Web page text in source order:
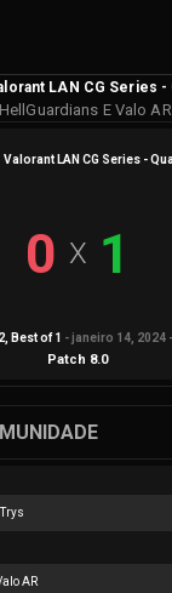
LAN CG Series -
E Valo AR
Valorant LAN CG Series -
0 X 1
, Best of1 -janeiro 14, 2024
Patch 8.0
AR